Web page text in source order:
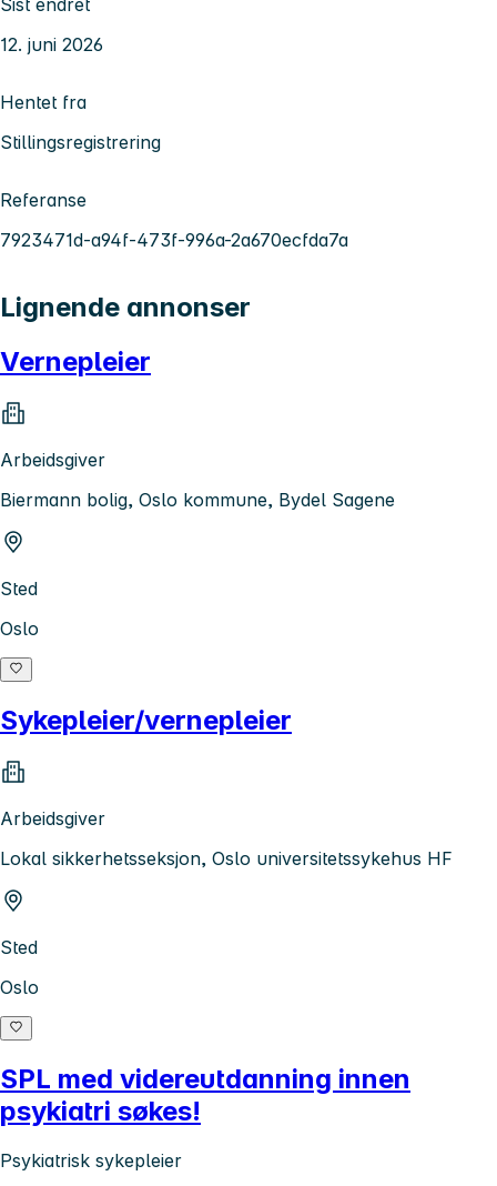
12. juni 2026
Hentet fra
Stillingsregistrering
Referanse
7923471d-a94f-473f-996a-2a670ecfda7a
Lignende annonser
Vernepleier
Arbeidsgiver
Biermann bolig, Oslo kommune, Bydel Sagene
Sted
Oslo
Sykepleier/vernepleier
Arbeidsgiver
Lokal sikkerhetsseksjon, Oslo universitetssykehus HF
Sted
Oslo
SPL med videreutdanning innen
psykiatri søkes!
Psykiatrisk sykepleier